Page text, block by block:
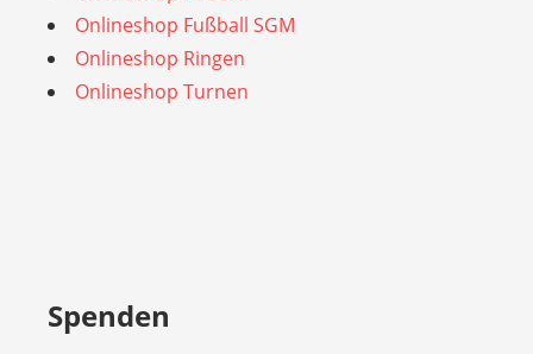
Onlineshop Fußball SGM
Onlineshop Ringen
Onlineshop Turnen
Spenden